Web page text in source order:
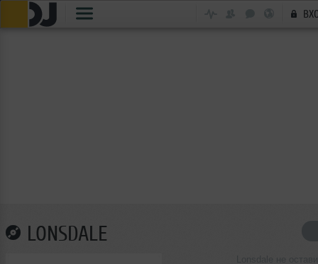
LONSDALE